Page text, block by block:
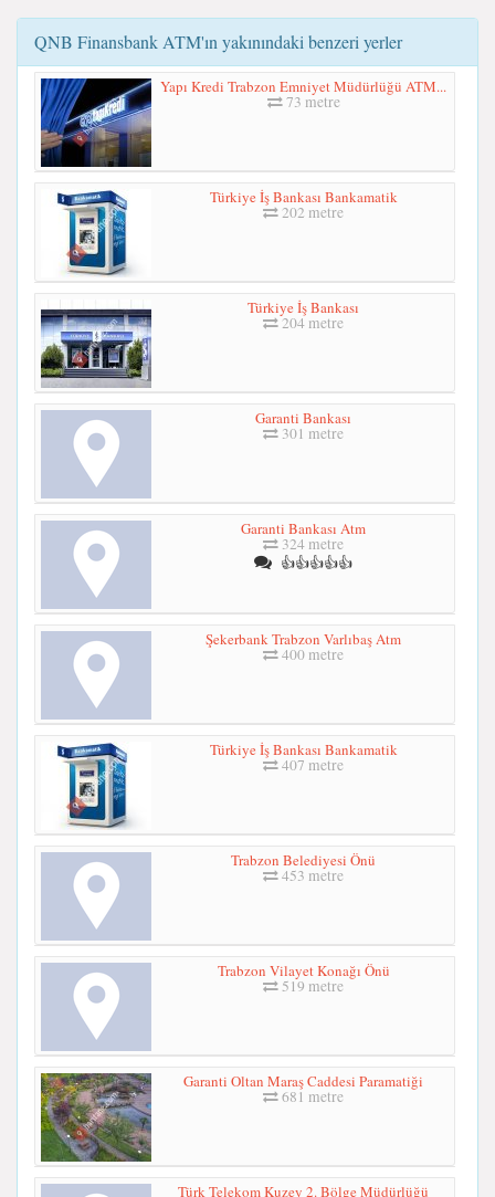
QNB Finansbank ATM'ın yakınındaki benzeri yerler
Yapı Kredi Trabzon Emniyet Müdürlüğü ATM...
73 metre
Türkiye İş Bankası Bankamatik
202 metre
Türkiye İş Bankası
204 metre
Garanti Bankası
301 metre
Garanti Bankası Atm
324 metre
👍👍👍👍👍
Şekerbank Trabzon Varlıbaş Atm
400 metre
Türkiye İş Bankası Bankamatik
407 metre
Trabzon Belediyesi Önü
453 metre
Trabzon Vilayet Konağı Önü
519 metre
Garanti Oltan Maraş Caddesi Paramatiği
681 metre
Türk Telekom Kuzey 2. Bölge Müdürlüğü